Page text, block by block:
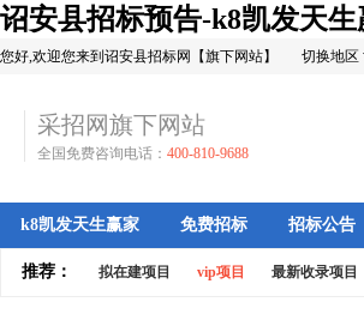
诏安县招标预告-k8凯发天生
您好,欢迎您来到诏安县招标网【旗下网站】 切换地区
采招网旗下网站
全国免费咨询电话： 400-810-9688
k8凯发天生赢家 免费招标 招标公告
推荐： 拟在建项目 vip项目 最新收录项目